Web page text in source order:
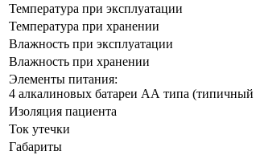
Температура при эксплуатации
Температура при хранении
Влажность при эксплуатации
Влажность при хранении
Элементы питания:
4 алкалиновых батареи АА типа
Изоляция пациента
Ток утечки
Габариты